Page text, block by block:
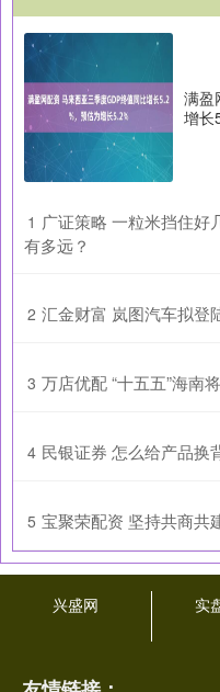
满盈
增长
1 广证策略 一粒米挡住好
有多远？
2 汇金财富 岚图汽车拟登
3 万店优配 “十五五”海南
4 民银证券 怎么给产品换
5 宝聚荣配资 坚持共商共
兴盛网 实